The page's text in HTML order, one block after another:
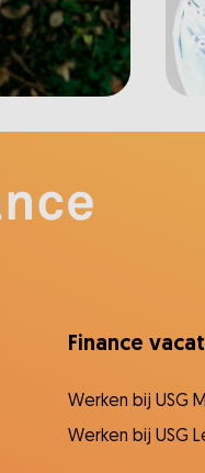
Finance
Werken bij USG
Werken bij USG